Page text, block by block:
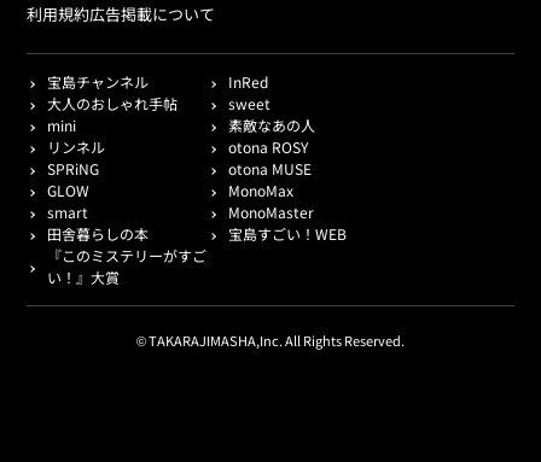
利用規約広告掲載について
宝島チャンネル
InRed
大人のおしゃれ手帖
sweet
mini
素敵なあの人
リンネル
otona ROSY
SPRiNG
otona MUSE
GLOW
MonoMax
smart
MonoMaster
田舎暮らしの本
宝島すごい！WEB
『このミステリーがすご
い！』大賞
© TAKARAJIMASHA,Inc. All Rights Reserved.